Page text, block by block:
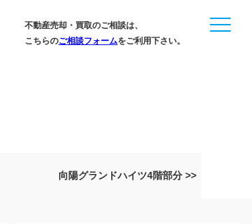
不動産売却・買取のご相談は、
こちらのご相談フォームをご利用下さい。
向陽グランドハイツ4階部分 >>